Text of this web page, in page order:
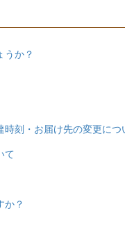
うか？
時刻・お届け先の変更につ
て
か？